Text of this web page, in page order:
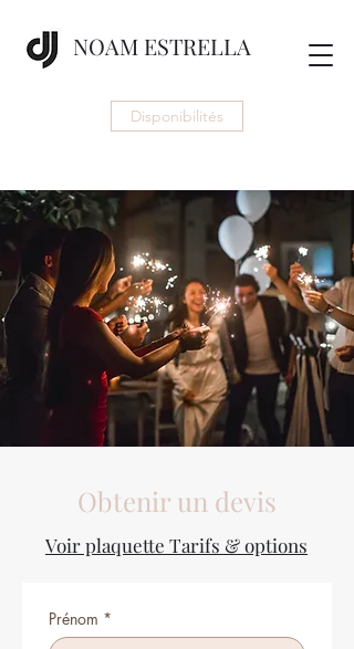
NOAM ESTRELLA
Disponibilités
Obtenir un devis
Voir plaquette Tarifs & options
Prénom *